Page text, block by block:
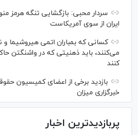
سردار محبی: بازگشایی تنگه هرمز
ایران از سوی آمریکاست
کسانی که بمباران اتمی هیروشیما و
می‌کنند، باید ذهنیتی که در واشنگتن
کنند
بازدید برخی از اعضای کمیسیون
خبرگزاری میزان
پربازدیدترین اخبار